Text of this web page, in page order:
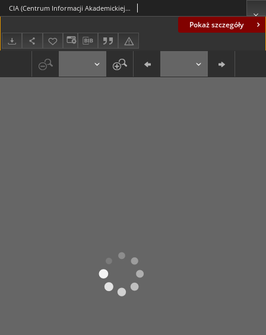
Pokaż szczegóły
CIA (Centrum Informacji Akademickiej) przy Niezależnym Zrzeszeniu Studentów Uniwersytetu Warszawskiego, nr specjalny zjazdowy